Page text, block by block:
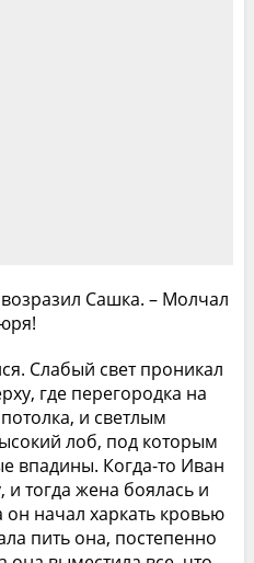
Сашка. – Молчал
Слабый свет проникал
где перегородка на
и светлым
лоб, под которым
впадины. Когда-то Иван
и тогда жена боялась и
он начал харкать кровью
пить она, постепенно